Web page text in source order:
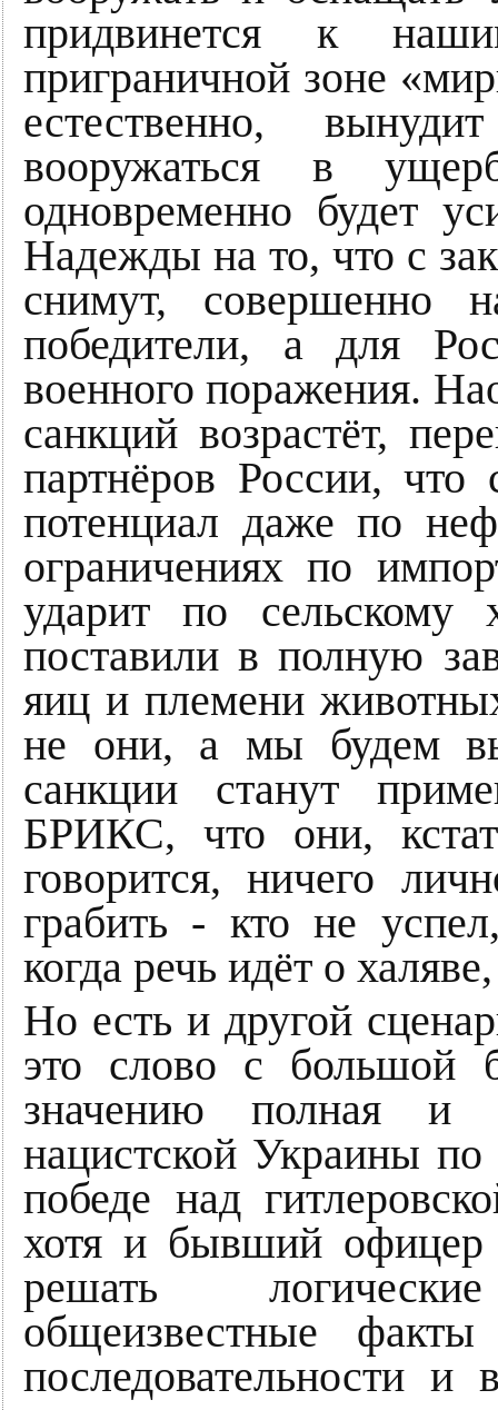
придвинется к
приграничной зоне
естественно,
вооружаться в
одновременно будет
Надежды на то, что с
снимут, совершенно
победители, а для
военного поражения.
санкций возрастёт,
партнёров России, что
потенциал даже по
ограничениях по
ударит по сельскому
поставили в полную
яиц и племени
не они, а мы будем
санкции станут
БРИКС, что они,
говорится, ничего
грабить - кто не
когда речь идёт о
Но есть и другой
это слово с большой
значению полная и
нацистской Украины по
победе над
хотя и бывший офицер
решать
общеизвестные
последовательности